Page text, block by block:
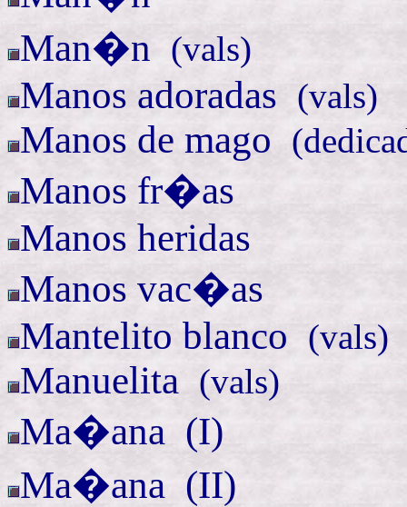
Man�n (vals)
Manos adoradas (vals)
Manos de mago (
Manos fr�as
Manos heridas
Manos vac�as
Mantelito blanco (vals)
Manuelita (vals)
Ma�ana (I)
Ma�ana (II)